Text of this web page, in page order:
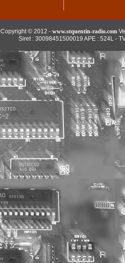
Copyright © 2012 - www.stquentin-radio.com
Siret : 30098451500019 APE : 524L -